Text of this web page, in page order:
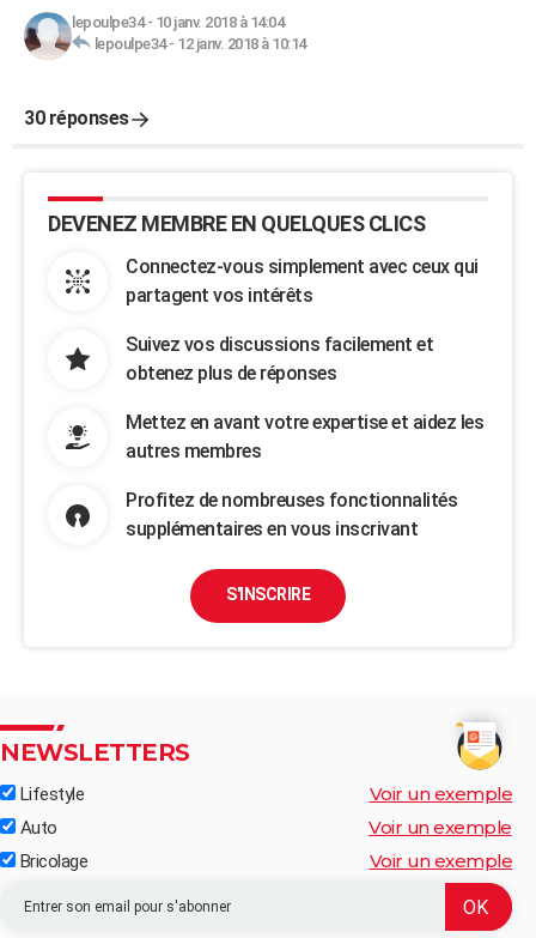
lepoulpe34- 10 janv. 2018 à 14:04
lepoulpe34- 12 janv. 2018 à 10:14
30 réponses
DEVENEZ MEMBRE EN QUELQUES CLICS
Connectez-vous simplement avec ceux qui
partagent vos intérêts
Suivez vos discussions facilement et
obtenez plus de réponses
Mettez en avant votre expertise et aidez les
autres membres
Profitez de nombreuses fonctionnalités
supplémentaires en vous inscrivant
S'INSCRIRE
NEWSLETTERS
Lifestyle Voir un exemple
Auto Voir un exemple
Bricolage Voir un exemple